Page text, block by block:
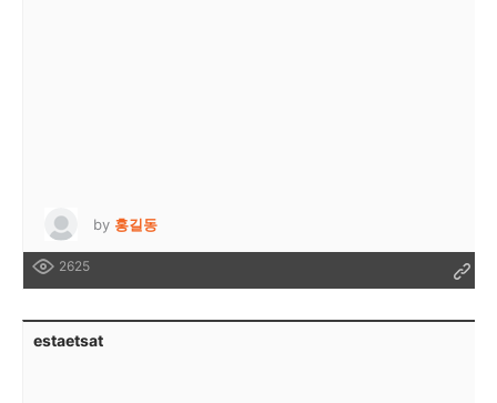
by 홍길동
2625
estaetsat